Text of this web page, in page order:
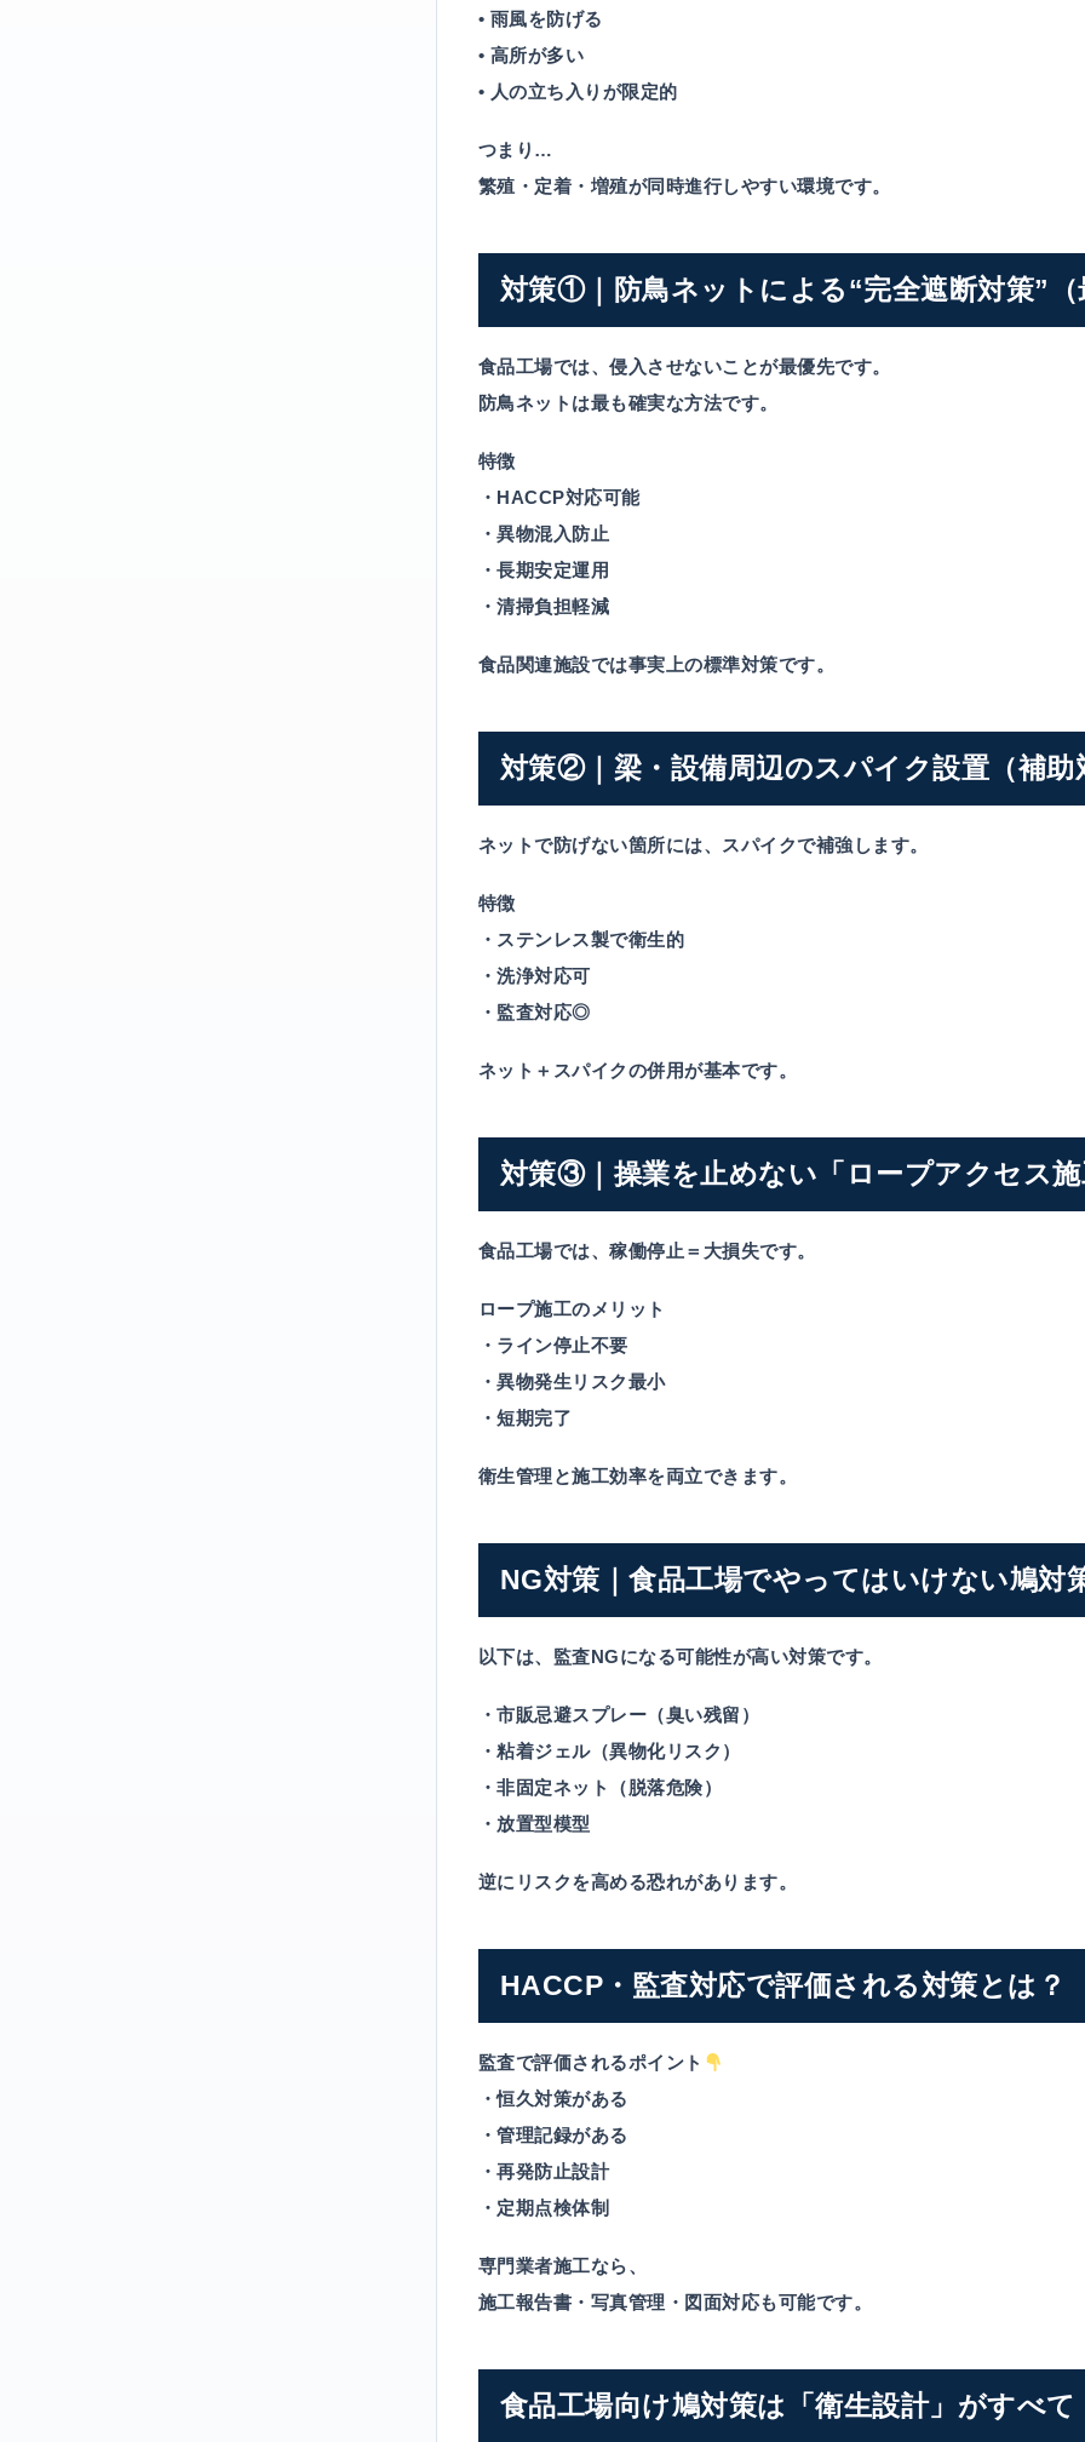
• 雨風を防げる
• 高所が多い
• 人の立ち入りが限定的
つまり…
繁殖・定着・増殖が同時進行しやすい環境です。
対策①｜防鳥ネットによる“完全遮断対策”（
食品工場では、侵入させないことが最優先です。
防鳥ネットは最も確実な方法です。
特徴
・HACCP対応可能
・異物混入防止
・長期安定運用
・清掃負担軽減
食品関連施設では事実上の標準対策です。
対策②｜梁・設備周辺のスパイク設置（補助
ネットで防げない箇所には、スパイクで補強します。
特徴
・ステンレス製で衛生的
・洗浄対応可
・監査対応◎
ネット＋スパイクの併用が基本です。
対策③｜操業を止めない「ロープアクセス
食品工場では、稼働停止＝大損失です。
ロープ施工のメリット
・ライン停止不要
・異物発生リスク最小
・短期完了
衛生管理と施工効率を両立できます。
NG対策｜食品工場でやってはいけない鳩対
以下は、監査NGになる可能性が高い対策です。
・市販忌避スプレー（臭い残留）
・粘着ジェル（異物化リスク）
・非固定ネット（脱落危険）
・放置型模型
逆にリスクを高める恐れがあります。
HACCP・監査対応で評価される対策とは？
監査で評価されるポイント
・恒久対策がある
・管理記録がある
・再発防止設計
・定期点検体制
専門業者施工なら、
施工報告書・写真管理・図面対応も可能です。
食品工場向け鳩対策は「衛生設計」がすべて